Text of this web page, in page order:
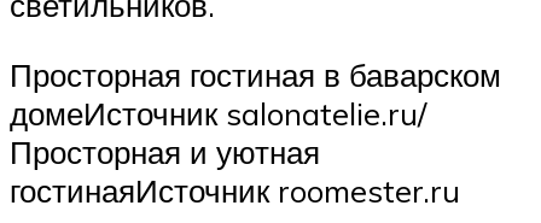
Просторная гостиная в баварском
домеИсточник salonatelie.ru/
Просторная и уютная
гостинаяИсточник roomester.ru